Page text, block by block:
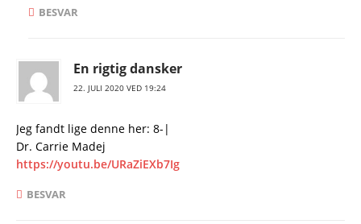
BESVAR
En rigtig dansker
22. JULI 2020 VED 19:24
Jeg fandt lige denne her: 8-|
Dr. Carrie Madej
https://youtu.be/URaZiEXb7Ig
BESVAR